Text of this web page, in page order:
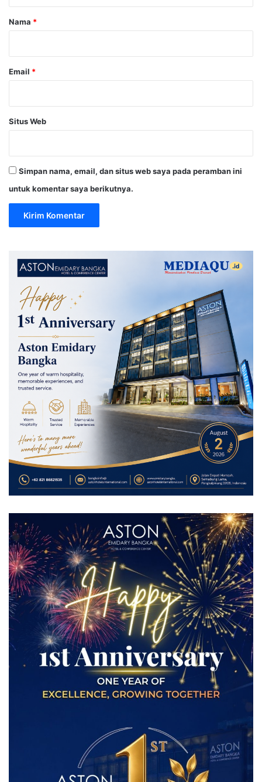
r
Nama *
Email *
Situs Web
Simpan nama, email, dan situs web saya pada peramban ini
untuk komentar saya berikutnya.